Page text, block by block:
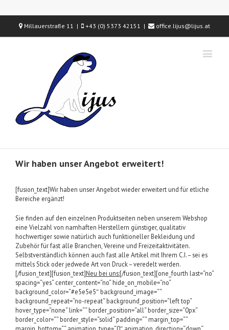
Millauerstraße 11 | +43 (0) 5373 42151 | office.lijus@lijus.at
Wir haben unser Angebot erweitert!
[fusion_text]Wir haben unser Angebot wieder erweitert und für etliche
Bereiche ergänzt!
Sie finden auf den einzelnen Produktseiten neben unserem Webshop
eine Vielzahl von namhaften Herstellern günstiger, qualitativ
hochwertiger sowie natürlich auch funktioneller Bekleidung und
Zubehör für fast alle Branchen, Vereine und Freizeitaktivitäten.
Selbstverständlich können auch fast alle Artikel mit Ihrem C.I. – sei es
mittels Stick oder jedwede Art von Druck – veredelt werden.
[/fusion_text][fusion_text]Neu bei uns:[/fusion_text][one_fourth last=“no“
spacing=“yes“ center_content=“no“ hide_on_mobile=“no“
background_color=“#e5e5e5″ background_image=““
background_repeat=“no-repeat“ background_position=“left top“
hover_type=“none“ link=““ border_position=“all“ border_size=“0px“
border_color=““ border_style=“solid“ padding=““ margin_top=““